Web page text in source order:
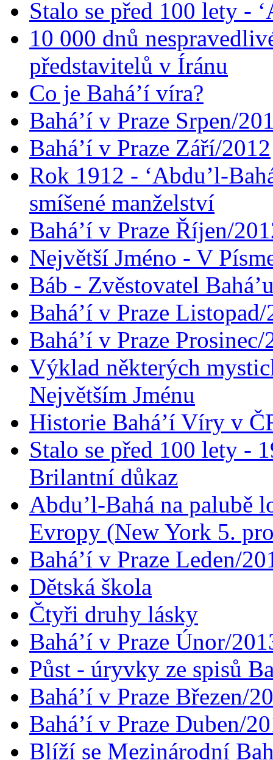
Stalo se před 100 lety -
10 000 dnů
představitelů v Íránu
Co je Bahá’í víra?
Bahá’í v Praze Srpen/
Bahá’í v Praze Září/2012
Rok 1912 - ‘Abdu’l-
smíšené manželství
Bahá’í v Praze Říjen/
Největší Jméno - V
Báb - Zvěstovatel
Bahá’í v Praze
Bahá’í v Praze Prosinec/
Výklad některých
Největším Jménu
Historie Bahá’í Víry v
Stalo se před 100 lety -
Brilantní důkaz
Abdu’l-Bahá na palubě
Evropy (New York 5.
Bahá’í v Praze Leden/
Dětská škola
Čtyři druhy lásky
Bahá’í v Praze Únor/
Půst - úryvky ze spisů
Bahá’í v Praze Březen/
Bahá’í v Praze Duben/
Blíží se Mezinárodní